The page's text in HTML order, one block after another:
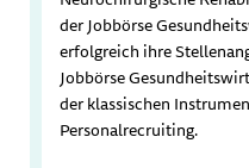
der Jobbörse
erfolgreich ihre
Jobbörse
der klassischen
Personalrecruiting.